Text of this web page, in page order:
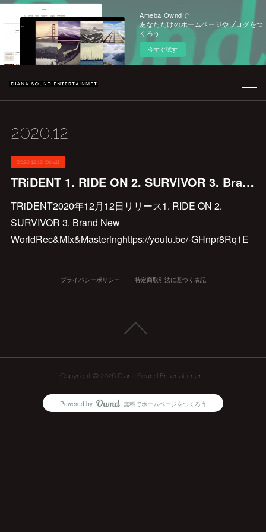
Ameba Owndで
あなただけのホームページやブログをつ
くろう
今すぐ試す
2020.12
2020.12.12 06:48
TRiDENT 1. RIDE ON 2. SURVIVOR 3. Brand New World
TRiDENT2020年12月12日リリース1. RIDE ON 2.
SURVIVOR 3. Brand New
WorldRec&Mix&Masteringhttps://youtu.be/-GHnpr8Rq1E
プライバシーポリシー 特定商取引法に基づく表記
Copyright © 2026 Diana Sound Entertainment
Powered by AmebaOwnd
無料でホームページをつくろう